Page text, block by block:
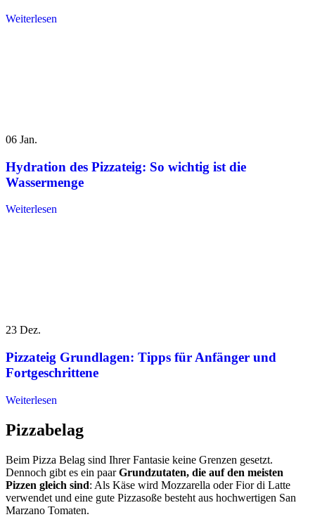
Weiterlesen
06 Jan.
Hydration des Pizzateig: So wichtig ist die
Wassermenge
Weiterlesen
23 Dez.
Pizzateig Grundlagen: Tipps für Anfänger und
Fortgeschrittene
Weiterlesen
Pizzabelag
Beim Pizza Belag sind Ihrer Fantasie keine Grenzen gesetzt.
Dennoch gibt es ein paarGrundzutaten, die auf den meisten
Pizzen gleich sind: Als Käse wird Mozzarella oder Fior di Latte
verwendet und eine gute Pizzasoße besteht aus hochwertigen San
Marzano Tomaten.